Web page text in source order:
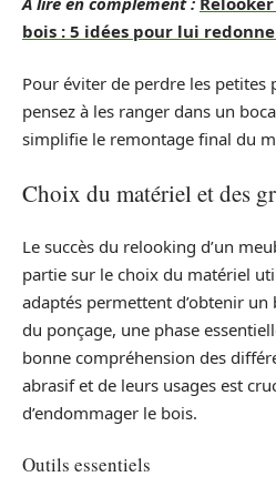
bois : 5 idées pour lui
Pour éviter de perdre les petites
pensez à les ranger dans un
simplifie le remontage final du
Choix du matériel et des
Le succès du relooking d’un
partie sur le choix du matériel
adaptés permettent d’obtenir
du ponçage, une phase
bonne compréhension des
abrasif et de leurs usages est
d’endommager le bois.
Outils essentiels